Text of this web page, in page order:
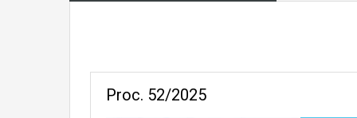
Proc. 52/2025